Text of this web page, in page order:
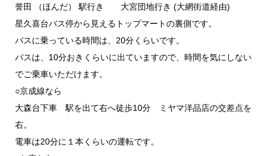
誉田 （ほんだ） 駅行き 大宮団地行き (大網街道経由)
星久喜台バス停から見えるトップマートの裏側です。
バスに乗っている時間は、20分くらいです。
バスは、10分おきくらいに出ていますので、時間を気にしない
でご乗車いただけます。
○京成線なら
大森台下車 駅を出て右へ徒歩10分 ミヤマ洋品店の交差点を
右。
電車は20分に１本くらいの運転です。